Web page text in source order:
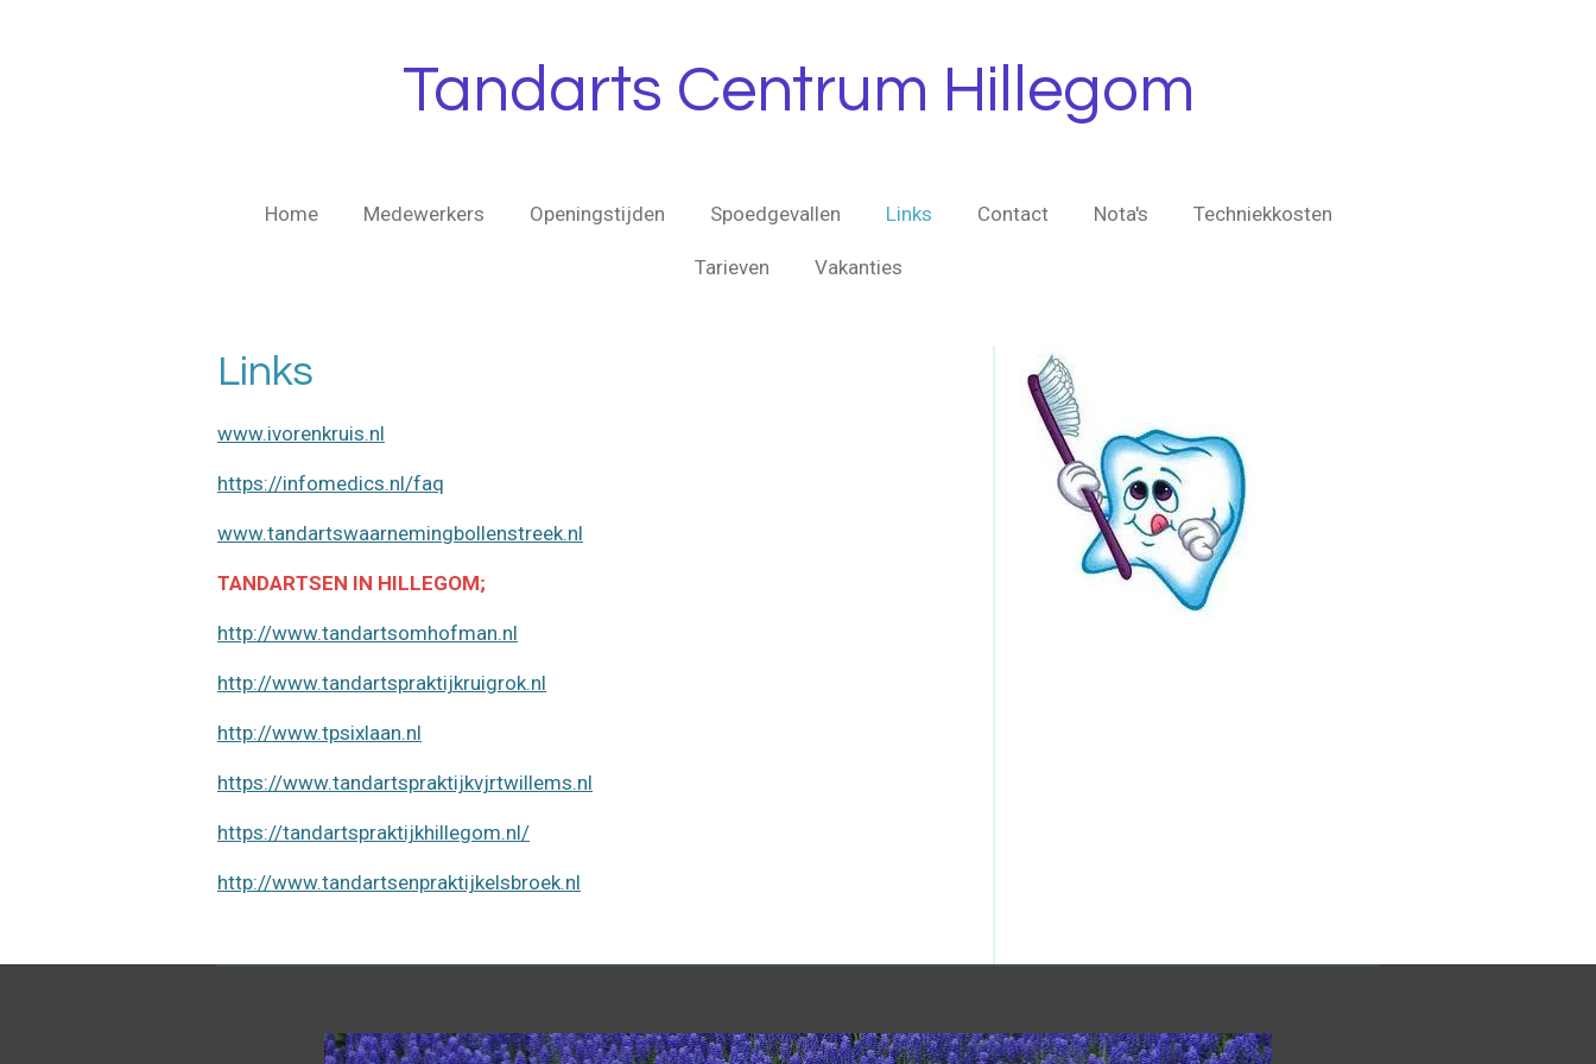
Tandarts Centrum Hillegom
Home Medewerkers Openingstijden Spoedgevallen Links Contact Nota's Techniekkosten
Tarieven Vakanties
Links
www.ivorenkruis.nl
https://infomedics.nl/faq
www.tandartswaarnemingbollenstreek.nl
TANDARTSEN IN HILLEGOM;
http://www.tandartsomhofman.nl
http://www.tandartspraktijkruigrok.nl
http://www.tpsixlaan.nl
https://www.tandartspraktijkvjrtwillems.nl
https://tandartspraktijkhillegom.nl/
http://www.tandartsenpraktijkelsbroek.nl